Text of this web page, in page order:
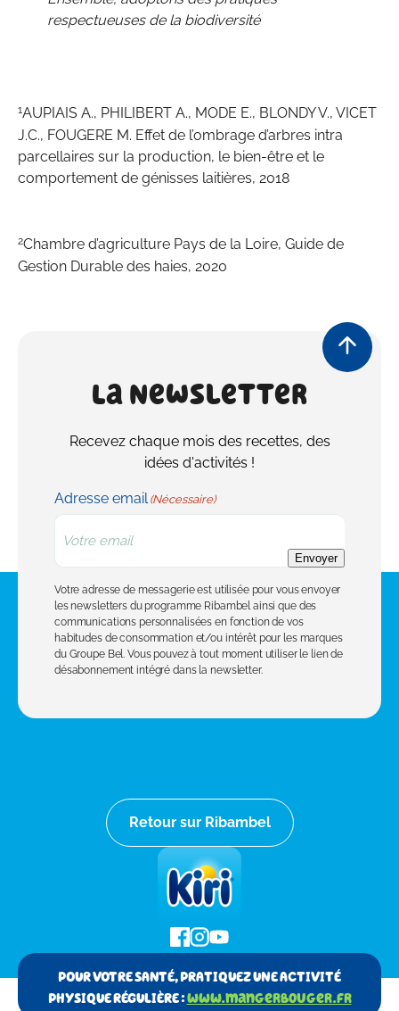
respectueuses de la biodiversité
1AUPIAIS A., PHILIBERT A., MODE E., BLONDY V., VICET
J.C., FOUGERE M. Effet de l’ombrage d’arbres intra
parcellaires sur la production, le bien-être et le
comportement de génisses laitières, 2018
2Chambre d’agriculture Pays de la Loire, Guide de
Gestion Durable des haies, 2020
La Newsletter
Recevez chaque mois des recettes, des
idées d'activités !
Adresse email (Nécessaire)
Envoyer
Votre adresse de messagerie est utilisée pour vous envoyer
les newsletters du programme Ribambel ainsi que des
communications personnalisées en fonction de vos
habitudes de consommation et/ou intérêt pour les marques
du Groupe Bel. Vous pouvez à tout moment utiliser le lien de
désabonnement intégré dans la newsletter.
Retour sur Ribambel
POUR VOTRE SANTÉ, PRATIQUEZ UNE ACTIVITÉ
PHYSIQUE RÉGULIÈRE :www.mangerbouger.fr